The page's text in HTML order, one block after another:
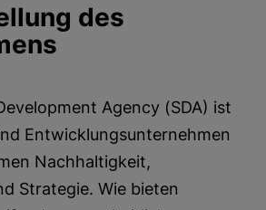
des
Agency (SDA) ist
Entwicklungsunternehmen
Nachhaltigkeit,
Strategie. Wie bieten